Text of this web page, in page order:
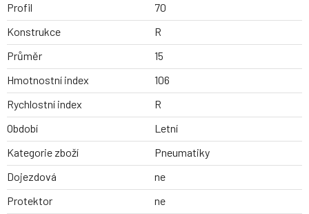
Profil
70
Konstrukce
R
Průměr
15
Hmotnostní index
106
Rychlostní index
R
Období
Letní
Kategorie zboží
Pneumatiky
Dojezdová
ne
Protektor
ne